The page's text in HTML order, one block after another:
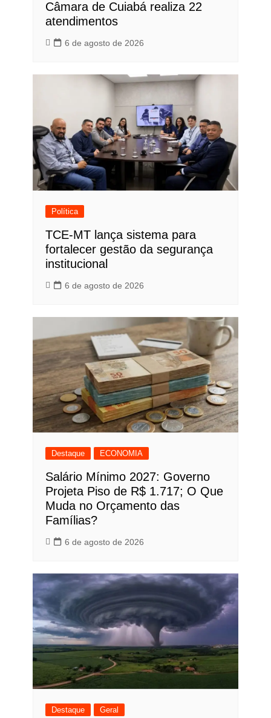
Câmara de Cuiabá realiza 22
atendimentos
6 de agosto de 2026
Política
TCE-MT lança sistema para
fortalecer gestão da segurança
institucional
6 de agosto de 2026
Destaque ECONOMIA
Salário Mínimo 2027: Governo
Projeta Piso de R$ 1.717; O Que
Muda no Orçamento das
Famílias?
6 de agosto de 2026
Destaque Geral